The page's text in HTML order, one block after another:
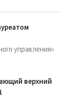
управления»
верхний